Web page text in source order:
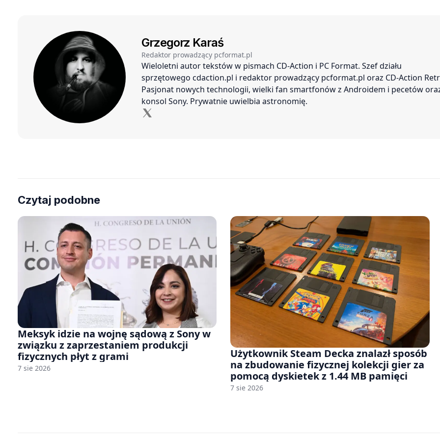
Grzegorz Karaś
Redaktor prowadzący pcformat.pl
Wieloletni autor tekstów w pismach CD-Action i PC Format. Szef działu
sprzętowego cdaction.pl i redaktor prowadzący pcformat.pl oraz CD-Action
Pasjonat nowych technologii, wielki fan smartfonów z Androidem i pecetów
konsol Sony. Prywatnie uwielbia astronomię.
Czytaj podobne
Meksyk idzie na wojnę sądową z Sony w
związku z zaprzestaniem produkcji
fizycznych płyt z grami
7 sie 2026
Użytkownik Steam Decka znalazł sposób
na zbudowanie fizycznej kolekcji gier za
pomocą dyskietek z 1.44 MB pamięci
7 sie 2026